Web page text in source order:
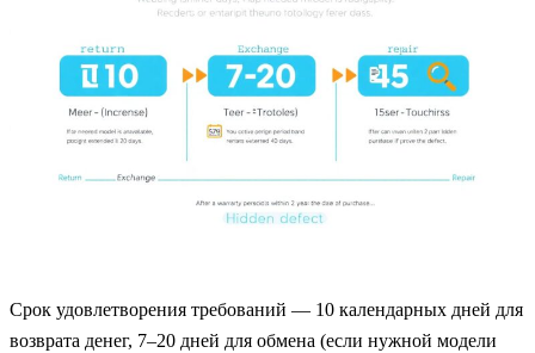
Срок удовлетворения требований — 10 календарных дней для
возврата денег, 7–20 дней для обмена (если нужной модели